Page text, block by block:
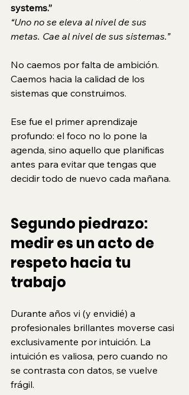
systems.”
“Uno no se eleva al nivel de sus
metas. Cae al nivel de sus sistemas.”
No caemos por falta de ambición.
Caemos hacia la calidad de los
sistemas que construimos.
Ese fue el primer aprendizaje
profundo: el foco no lo pone la
agenda, sino aquello que planificas
antes para evitar que tengas que
decidir todo de nuevo cada mañana.
Segundo piedrazo:
medir es un acto de
respeto hacia tu
trabajo
Durante años vi (y envidié) a
profesionales brillantes moverse casi
exclusivamente por intuición. La
intuición es valiosa, pero cuando no
se contrasta con datos, se vuelve
frágil.